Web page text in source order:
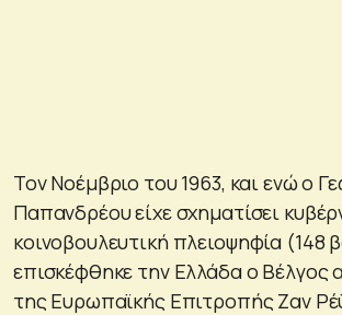
Τον Νοέμβριο του 1963, και ενώ ο
Παπανδρέου είχε σχηματίσει
κοινοβουλευτική πλειοψηφία (148
επισκέφθηκε την Ελλάδα ο Βέλγος
της Ευρωπαϊκής Επιτροπής Ζαν